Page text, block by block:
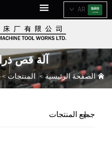
AR
آلة قص
الصفحة الرئيسية> المنتجات
جميع المنتجات